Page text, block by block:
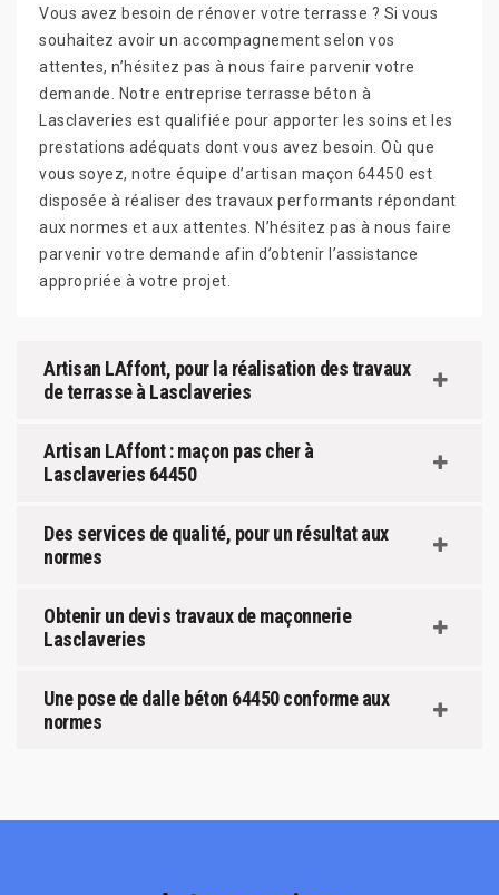
Vous avez besoin de rénover votre terrasse ? Si vous
souhaitez avoir un accompagnement selon vos
attentes, n’hésitez pas à nous faire parvenir votre
demande. Notre entreprise terrasse béton à
Lasclaveries est qualifiée pour apporter les soins et les
prestations adéquats dont vous avez besoin. Où que
vous soyez, notre équipe d’artisan maçon 64450 est
disposée à réaliser des travaux performants répondant
aux normes et aux attentes. N’hésitez pas à nous faire
parvenir votre demande afin d’obtenir l’assistance
appropriée à votre projet.
Artisan LAffont, pour la réalisation des travaux
de terrasse à Lasclaveries
Artisan LAffont : maçon pas cher à
Lasclaveries 64450
Des services de qualité, pour un résultat aux
normes
Obtenir un devis travaux de maçonnerie
Lasclaveries
Une pose de dalle béton 64450 conforme aux
normes